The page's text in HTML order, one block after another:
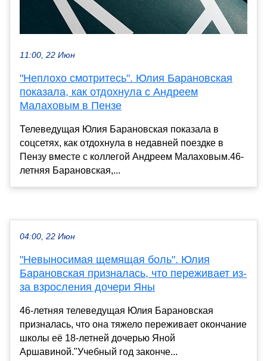
11:00, 22 Июн
"Неплохо смотритесь". Юлия Барановская
показала, как отдохнула с Андреем
Малаховым в Пензе
Телеведущая Юлия Барановская показала в
соцсетях, как отдохнула в недавней поездке в
Пензу вместе с коллегой Андреем Малаховым.46-
летняя Барановская,...
04:00, 22 Июн
"Невыносимая щемящая боль". Юлия
Барановская призналась, что переживает из-
за взросления дочери Яны
46-летняя телеведущая Юлия Барановская
призналась, что она тяжело переживает окончание
школы её 18-летней дочерью Яной
Аршавиной."Учебный год законче...